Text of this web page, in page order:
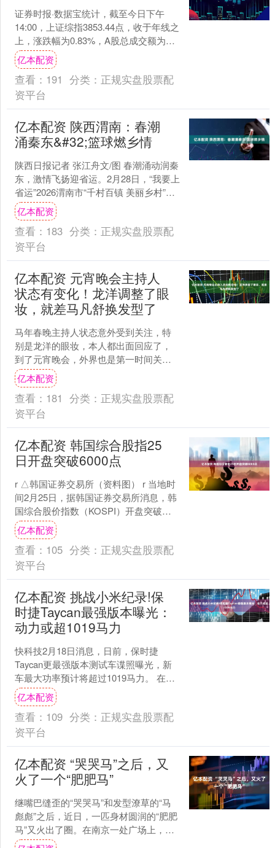
证券时报·数据宝统计，截至今日下午
14:00，上证综指3853.44点，收于年线之
上，涨跌幅为0.83%，A股总成交额为
18944.57亿元。到目前为止，今日有....
亿本配资
查看： 191 分类： 正规实盘股票配
资平台
亿本配资 陕西渭南：春潮
涌秦东&#32;篮球燃乡情
陕西日报记者 张江舟文/图 春潮涌动润秦
东，激情飞扬迎省运。2月28日，“我要上
省运”2026渭南市“千村百镇 美丽乡村”县
域篮球联赛在渭南市体育中心体育馆火
热....
亿本配资
查看： 183 分类： 正规实盘股票配
资平台
亿本配资 元宵晚会主持人
状态有变化！龙洋调整了眼
妆，就差马凡舒换发型了
马年春晚主持人状态意外受到关注，特
别是龙洋的眼妆，本人都出面回应了，
到了元宵晚会，外界也是第一时间关注
起了六位主持人的状态——过了一个
年，他们有没有变化呀？ 首....
亿本配资
查看： 181 分类： 正规实盘股票配
资平台
亿本配资 韩国综合股指25
日开盘突破6000点
r △韩国证券交易所（资料图） r 当地时
间2月25日，据韩国证券交易所消息，韩
国综合股价指数（KOSPI）开盘突破
6000点，再次创下该指数历史新高。前
一交易....
亿本配资
查看： 105 分类： 正规实盘股票配
资平台
亿本配资 挑战小米纪录!保
时捷Taycan最强版本曝光：
动力或超1019马力
快科技2月18日消息，日前，保时捷
Taycan更最强版本测试车谍照曝光，新
车最大功率预计将超过1019马力。 在小
米 SU7 Ultra刷新纽北最速量产四门电
车....
亿本配资
查看： 109 分类： 正规实盘股票配
资平台
亿本配资 “哭哭马”之后，又
火了一个“肥肥马”
继嘴巴缝歪的“哭哭马”和发型潦草的“马
彪彪”之后，近日，一匹身材圆润的“肥肥
马”又火出了圈。在南京一处广场上，这
匹白马一反矫健奔腾的形象，憨态可掬